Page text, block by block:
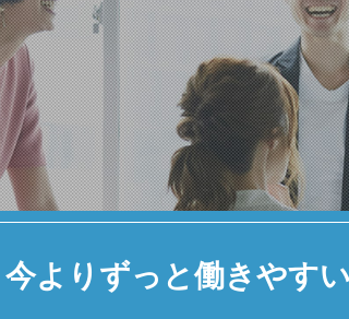
今よりずっと働きやす